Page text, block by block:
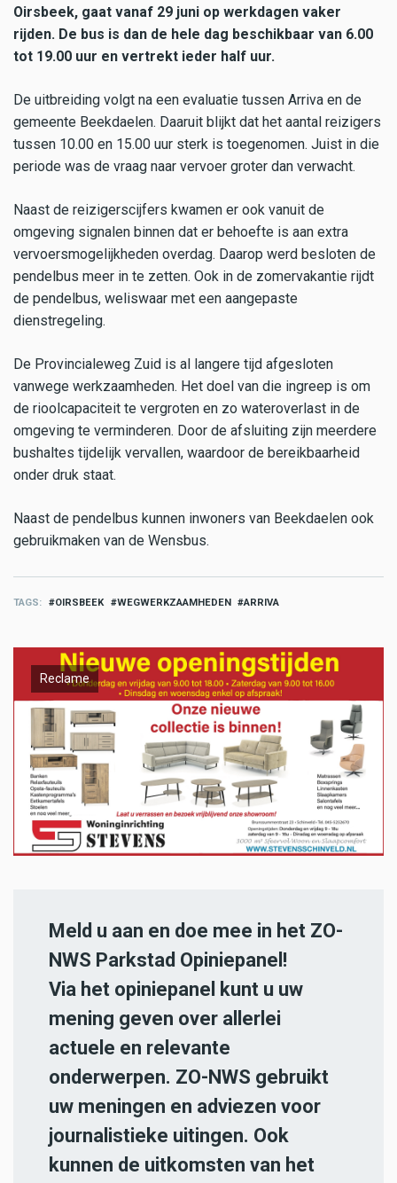
Oirsbeek, gaat vanaf 29 juni op werkdagen vaker
rijden. De bus is dan de hele dag beschikbaar van 6.00
tot 19.00 uur en vertrekt ieder half uur.
De uitbreiding volgt na een evaluatie tussen Arriva en de
gemeente Beekdaelen. Daaruit blijkt dat het aantal reizigers
tussen 10.00 en 15.00 uur sterk is toegenomen. Juist in die
periode was de vraag naar vervoer groter dan verwacht.
Naast de reizigerscijfers kwamen er ook vanuit de
omgeving signalen binnen dat er behoefte is aan extra
vervoersmogelijkheden overdag. Daarop werd besloten de
pendelbus meer in te zetten. Ook in de zomervakantie rijdt
de pendelbus, weliswaar met een aangepaste
dienstregeling.
De Provincialeweg Zuid is al langere tijd afgesloten
vanwege werkzaamheden. Het doel van die ingreep is om
de rioolcapaciteit te vergroten en zo wateroverlast in de
omgeving te verminderen. Door de afsluiting zijn meerdere
bushaltes tijdelijk vervallen, waardoor de bereikbaarheid
onder druk staat.
Naast de pendelbus kunnen inwoners van Beekdaelen ook
gebruikmaken van de Wensbus.
TAGS OIRSBEEK WEGWERKZAAMHEDEN ARRIVA
Reclame
Meld u aan en doe mee in het ZO-
NWS Parkstad Opiniepanel!
Via het opiniepanel kunt u uw
mening geven over allerlei
actuele en relevante
onderwerpen. ZO-NWS gebruikt
uw meningen en adviezen voor
journalistieke uitingen. Ook
kunnen de uitkomsten van het